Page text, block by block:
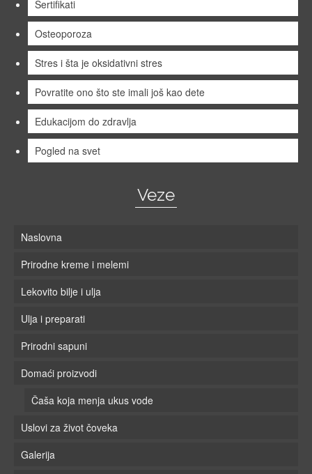
Sertifikati
Osteoporoza
Stres i šta je oksidativni stres
Povratite ono što ste imali još kao dete
Edukacijom do zdravlja
Pogled na svet
Veze
Naslovna
Prirodne kreme i melemi
Lekovito bilje i ulja
Ulja i preparati
Prirodni sapuni
Domaći proizvodi
Čaša koja menja ukus vode
Uslovi za život čoveka
Galerija